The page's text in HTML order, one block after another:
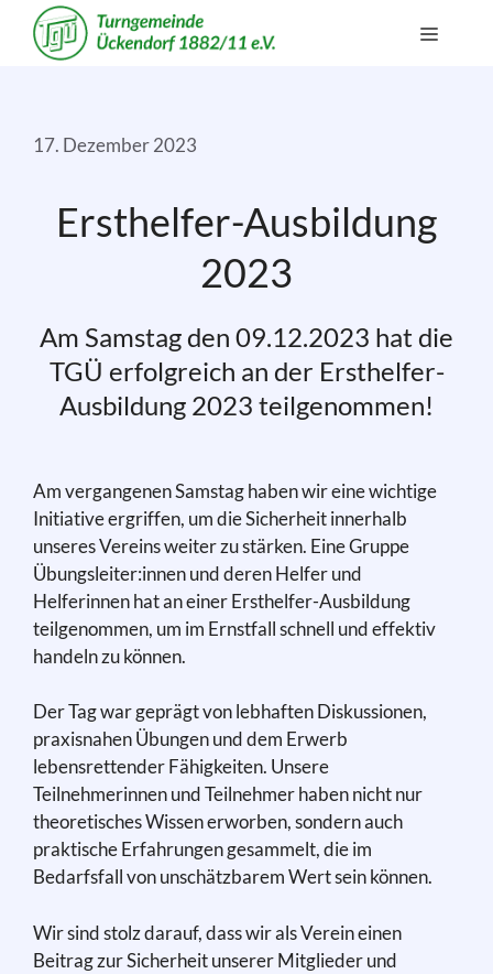
Inhalt
springen
Menü
17. Dezember 2023
Ersthelfer-Ausbildung
2023
Am Samstag den 09.12.2023 hat die
TGÜ erfolgreich an der Ersthelfer-
Ausbildung 2023 teilgenommen!
Am vergangenen Samstag haben wir eine wichtige
Initiative ergriffen, um die Sicherheit innerhalb
unseres Vereins weiter zu stärken. Eine Gruppe
Übungsleiter:innen und deren Helfer und
Helferinnen hat an einer Ersthelfer-Ausbildung
teilgenommen, um im Ernstfall schnell und effektiv
handeln zu können.
Der Tag war geprägt von lebhaften Diskussionen,
praxisnahen Übungen und dem Erwerb
lebensrettender Fähigkeiten. Unsere
Teilnehmerinnen und Teilnehmer haben nicht nur
theoretisches Wissen erworben, sondern auch
praktische Erfahrungen gesammelt, die im
Bedarfsfall von unschätzbarem Wert sein können.
Wir sind stolz darauf, dass wir als Verein einen
Beitrag zur Sicherheit unserer Mitglieder und